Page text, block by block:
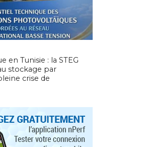
en Tunisie : la STEG
stockage par
crise de